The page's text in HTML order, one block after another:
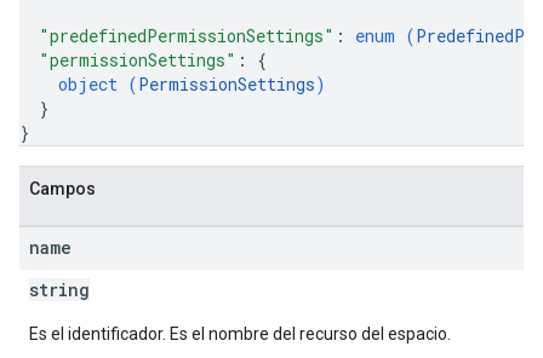
"predefinedPermissionSettings" : enum (
"permissionSettings" : {
object (PermissionSettings)
}
}
Campos
name
string
Es el identificador. Es el nombre del recurso del espacio.